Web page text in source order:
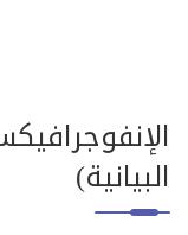
البيانية)